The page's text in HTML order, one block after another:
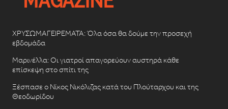
ΧΡΥΣΩΜΑΓΕΙΡΕΜΑΤΑ: Όλα όσα θα δούμε την προσεχή
εβδομάδα
Μαρινέλλα: Οι γιατροί απαγορεύουν αυστηρά κάθε
επίσκεψη στο σπίτι της
Ξέσπασε ο Νίκος Νικόλιζας κατά του Πλούταρχου και της
Θεοδωρίδου